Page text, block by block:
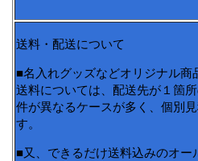
送料・配送について
■名入れグッズなどオリジナル商
送料については、配送先が１箇
件が異なるケースが多く、個別
す。
■又、できるだけ送料込みのオー